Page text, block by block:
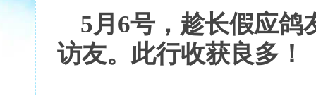
5月6号，趁长假应鸽
访友。此行收获良多！